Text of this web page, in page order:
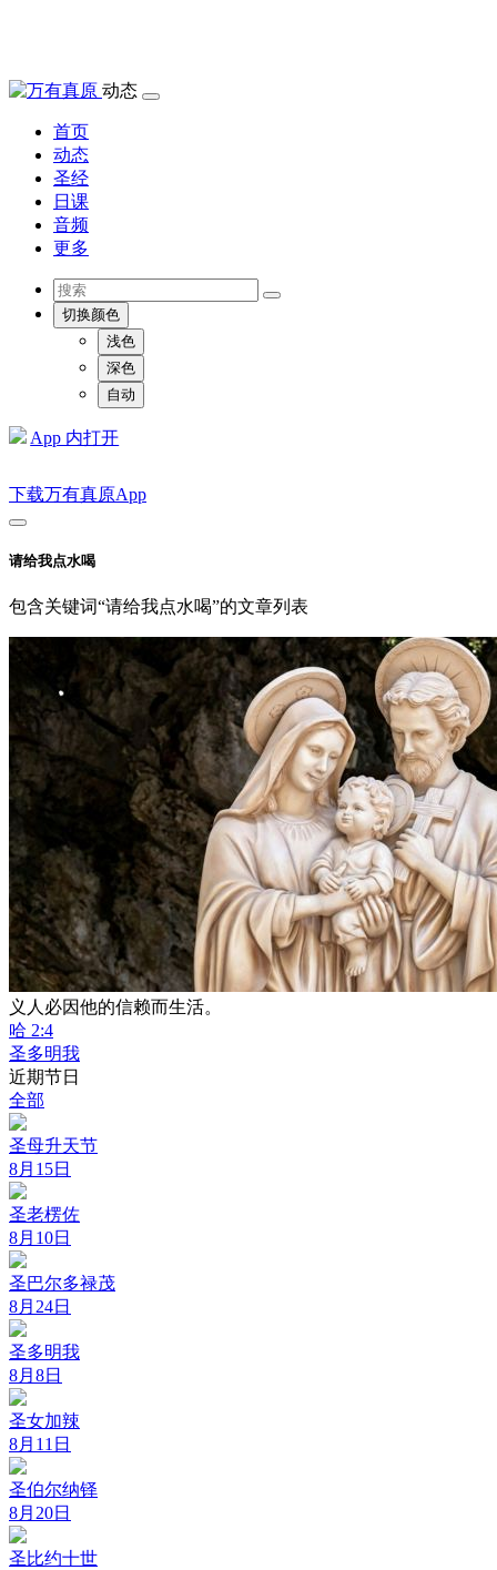
动态
首页
动态
圣经
日课
音频
更多
切换颜色
浅色
深色
自动
App 内打开
下载万有真原App
请给我点水喝
包含关键词“请给我点水喝”的文章列表
义人必因他的信赖而生活。
哈 2:4
圣多明我
近期节日
全部
圣母升天节
8月15日
圣老楞佐
8月10日
圣巴尔多禄茂
8月24日
圣多明我
8月8日
圣女加辣
8月11日
圣伯尔纳铎
8月20日
圣比约十世